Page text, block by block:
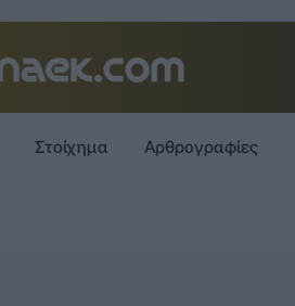
Στοίχημα Αρθρογραφίες